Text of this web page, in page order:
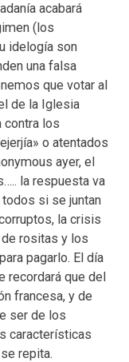
acabará
(los
idelogía son
una falsa
que votar al
de la Iglesia
contra los
o atentados
ayer, el
la respuesta va
si se juntan
la crisis
rositas y los
pagarlo. El día
recordará que del
francesa, y de
ser de los
características
repita.